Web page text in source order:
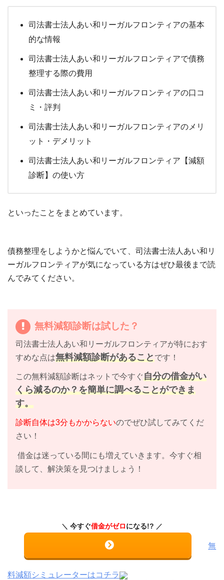
司法書士法人あい和リーガルフロンティアの基本
的な情報
司法書士法人あい和リーガルフロンティアで債務
整理する際の費用
司法書士法人あい和リーガルフロンティアの口コ
ミ・評判
司法書士法人あい和リーガルフロンティアのメリ
ット・デメリット
司法書士法人あい和リーガルフロンティア【減額
診断】の使い方
といったことをまとめています。
債務整理をしようかと悩んでいて、司法書士法人あい和リ
ーガルフロンティアが気になっている方はぜひ最後まで読
んでみてください。
無料減額診断は試した？
司法書士法人あい和リーガルフロンティアが特におす
すめな点は無料減額診断があることです！
この無料減額診断はネットで今すぐ自分の借金がい
くら減るのか？を簡単に調べることができま
す。
診断自体は3分もかからないのでぜひ試してみてくだ
さい！
借金は迷っている間にも増えていきます。今すぐ相
談して、解決策を見つけましょう！
今すぐ借金がゼロになる!?
無
料減額シミュレーターはコチラ